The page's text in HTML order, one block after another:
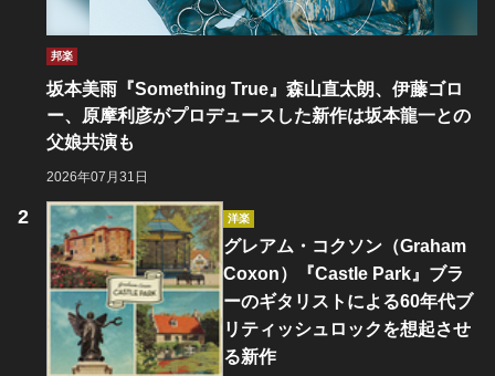
邦楽
坂本美雨『Something True』森山直太朗、伊藤ゴロ
ー、原摩利彦がプロデュースした新作は坂本龍一との
父娘共演も
2026年07月31日
洋楽
グレアム・コクソン（Graham
Coxon）『Castle Park』ブラ
ーのギタリストによる60年代ブ
リティッシュロックを想起させ
る新作